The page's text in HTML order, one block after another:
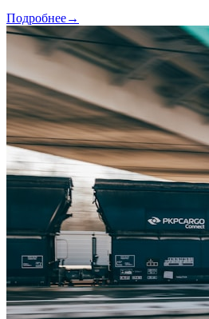
Подробнее→